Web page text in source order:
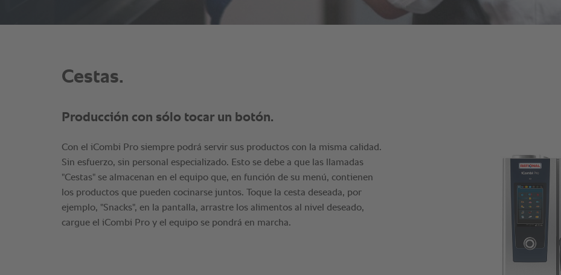
Cestas.
Producción con sólo tocar un botón.
Con el iCombi Pro siempre podrá servir sus productos con la misma calidad.
Sin esfuerzo, sin personal especializado. Esto se debe a que las llamadas
"Cestas" se almacenan en el equipo que, en función de su menú, contienen
los productos que pueden cocinarse juntos. Toque la cesta deseada, por
ejemplo, "Snacks", en la pantalla, arrastre los alimentos al nivel deseado,
cargue el iCombi Pro y el equipo se pondrá en marcha.